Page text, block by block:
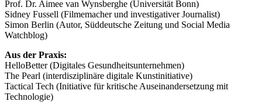
Prof. Dr. Aimee van Wynsberghe (Universität Bonn)
Sidney Fussell (Filmemacher und investigativer Journalist)
Simon Berlin (Autor, Süddeutsche Zeitung und Social Media
Watchblog)
Aus der Praxis:
HelloBetter (Digitales Gesundheitsunternehmen)
The Pearl (interdisziplinäre digitale Kunstinitiative)
Tactical Tech (Initiative für kritische Auseinandersetzung mit
Technologie)